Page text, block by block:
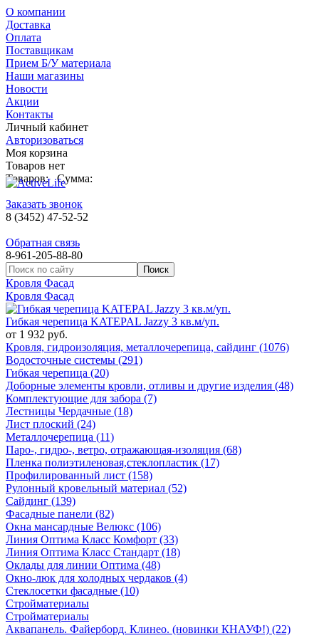
О компании
Доставка
Оплата
Поставщикам
Прием Б/У материала
Наши магазины
Новости
Акции
Контакты
Личный кабинет
Авторизоваться
Моя корзина
Товаров нет
Товаров: Сумма:
Заказать звонок
8 (3452) 47-52-52
Обратная связь
8-961-205-88-80
Кровля Фасад
Кровля Фасад
Гибкая черепица KATEPAL Jazzy 3 кв.м/уп.
от 1 932 руб.
Кровля, гидроизоляция, металлочерепица, сайдинг (1076)
Водосточные системы (291)
Гибкая черепица (20)
Доборные элементы кровли, отливы и другие изделия (48)
Комплектующие для забора (7)
Лестницы Чердачные (18)
Лист плоский (24)
Металлочерепица (11)
Паро-, гидро-, ветро, отражающая-изоляция (68)
Пленка полиэтиленовая,стеклопластик (17)
Профилированный лист (158)
Рулонный кровельный материал (52)
Сайдинг (139)
Фасадные панели (82)
Окна мансардные Велюкс (106)
Линия Оптима Класс Комфорт (33)
Линия Оптима Класс Стандарт (18)
Оклады для линии Оптима (48)
Окно-люк для холодных чердаков (4)
Стеклосетки фасадные (10)
Стройматериалы
Стройматериалы
Аквапанель. Файерборд. Клинео. (новинки КНАУФ!) (22)